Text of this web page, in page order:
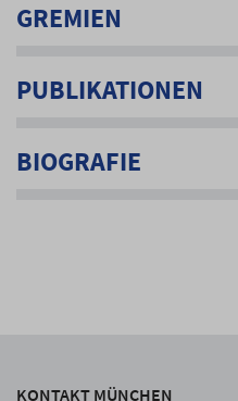
GREMIEN
PUBLIKATIONEN
BIOGRAFIE
KONTAKT MÜNCHEN